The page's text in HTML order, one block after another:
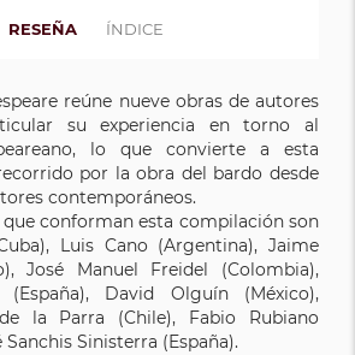
RESEÑA ÍNDICE
reúne nueve obras de autores
su experiencia en torno al
lo que convierte a esta
por la obra del bardo desde
contemporáneos.
conforman esta compilación son
Luis Cano (Argentina), Jaime
José Manuel Freidel (Colombia),
David Olguín (México),
la Parra (Chile), Fabio Rubiano
Sinisterra (España).